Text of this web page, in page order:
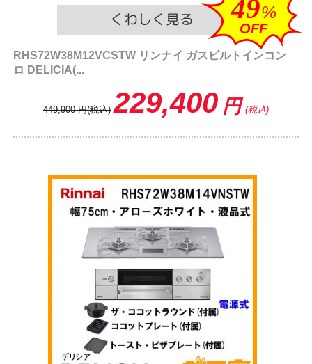
49%
OFF
RHS72W38M12VCSTW リンナイ ガスビルトインコン
ロ DELICIA(...
449,900 円(税込) 229,400 円 (税込)